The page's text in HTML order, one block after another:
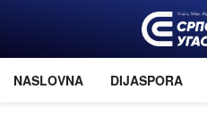
NASLOVNA DIJASPORA